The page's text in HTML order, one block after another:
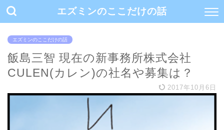
エズミンのここだけの話
エズミンのここだけの話
飯島三智 現在の新事務所株式会社
CULEN(カレン)の社名や募集は？
2017年10月6日